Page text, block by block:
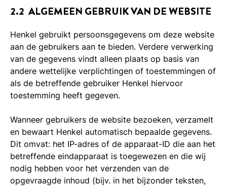
2.2 ALGEMEEN GEBRUIK VAN DE WEBSITE
Henkel gebruikt persoonsgegevens om deze website
aan de gebruikers aan te bieden. Verdere verwerking
van de gegevens vindt alleen plaats op basis van
andere wettelijke verplichtingen of toestemmingen of
als de betreffende gebruiker Henkel hiervoor
toestemming heeft gegeven.
Wanneer gebruikers de website bezoeken, verzamelt
en bewaart Henkel automatisch bepaalde gegevens.
Dit omvat: het IP-adres of de apparaat-ID die aan het
betreffende eindapparaat is toegewezen en die wij
nodig hebben voor het verzenden van de
opgevraagde inhoud (bijv. in het bijzonder teksten,